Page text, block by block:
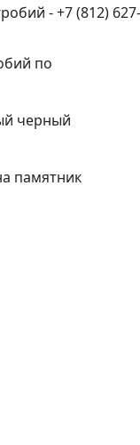
по
черный
памятник